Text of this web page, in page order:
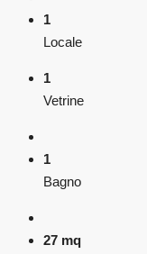
1
Locale
1
Vetrine
1
Bagno
27 mq